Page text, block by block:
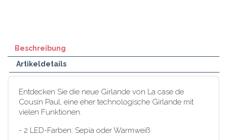
Beschreibung
Artikeldetails
Entdecken Sie die neue Girlande von La case de
Cousin Paul, eine eher technologische Girlande mit
vielen Funktionen.
- 2 LED-Farben: Sepia oder Warmweiß